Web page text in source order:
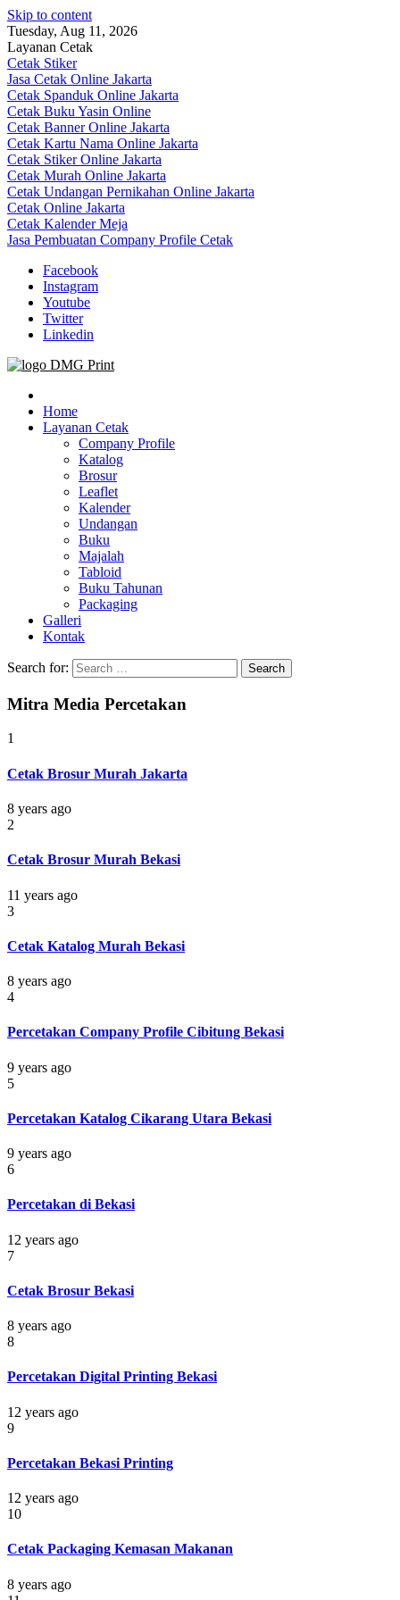
Skip to content
Tuesday, Aug 11, 2026
Layanan Cetak
Cetak Stiker
Jasa Cetak Online Jakarta
Cetak Spanduk Online Jakarta
Cetak Buku Yasin Online
Cetak Banner Online Jakarta
Cetak Kartu Nama Online Jakarta
Cetak Stiker Online Jakarta
Cetak Murah Online Jakarta
Cetak Undangan Pernikahan Online Jakarta
Cetak Online Jakarta
Cetak Kalender Meja
Jasa Pembuatan Company Profile Cetak
Facebook
Instagram
Youtube
Twitter
Linkedin
Jasa Cetak Online DMG Printing
Home
Layanan Cetak
Company Profile
Katalog
Brosur
Leaflet
Kalender
Undangan
Buku
Majalah
Tabloid
Buku Tahunan
Packaging
Galleri
Kontak
Search for:
Mitra Media Percetakan
1
Cetak Brosur Murah Jakarta
8 years ago
2
Cetak Brosur Murah Bekasi
11 years ago
3
Cetak Katalog Murah Bekasi
8 years ago
4
Percetakan Company Profile Cibitung Bekasi
9 years ago
5
Percetakan Katalog Cikarang Utara Bekasi
9 years ago
6
Percetakan di Bekasi
12 years ago
7
Cetak Brosur Bekasi
8 years ago
8
Percetakan Digital Printing Bekasi
12 years ago
9
Percetakan Bekasi Printing
12 years ago
10
Cetak Packaging Kemasan Makanan
8 years ago